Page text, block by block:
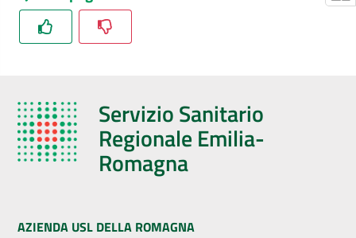
Servizio Sanitario
Regionale Emilia-
Romagna
AZIENDA USL DELLA ROMAGNA